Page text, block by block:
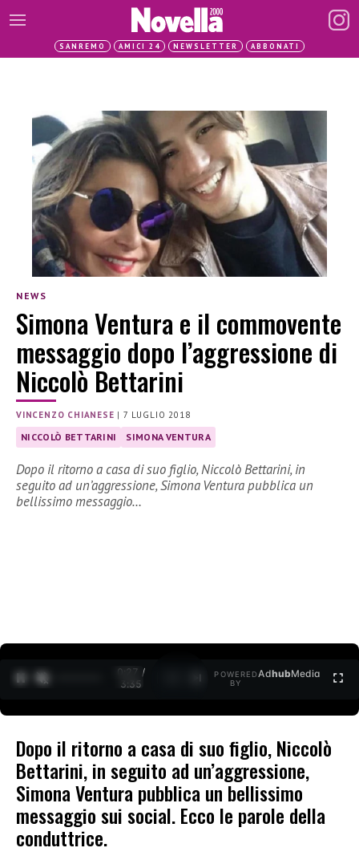
SANREMO AMICI 24 NEWSLETTER ABBONATI
NEWS
Simona Ventura e il commovente
messaggio dopo l’aggressione di
Niccolò Bettarini
VINCENZO CHIANESE |7 LUGLIO 2018
NICCOLÒ BETTARINI SIMONA VENTURA
Dopo il ritorno a casa di suo figlio, Niccolò Bettarini, in
seguito ad un’aggressione, Simona Ventura pubblica un
bellissimo messaggio…
0:27 /
3:35
POWERED
BY
AdhubMedia
Dopo il ritorno a casa di suo figlio, Niccolò
Bettarini, in seguito ad un’aggressione,
Simona Ventura pubblica un bellissimo
messaggio sui social. Ecco le parole della
conduttrice.